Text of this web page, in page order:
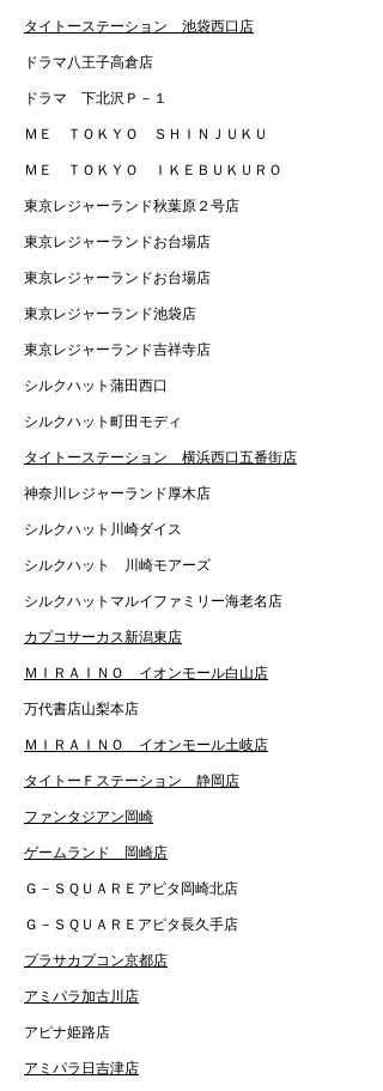
タイトーステーション 池袋西口店
ドラマ八王子高倉店
ドラマ 下北沢Ｐ－１
ＭＥ ＴＯＫＹＯ ＳＨＩＮＪＵＫＵ
ＭＥ ＴＯＫＹＯ ＩＫＥＢＵＫＵＲＯ
東京レジャーランド秋葉原２号店
東京レジャーランドお台場店
東京レジャーランドお台場店
東京レジャーランド池袋店
東京レジャーランド吉祥寺店
シルクハット蒲田西口
シルクハット町田モディ
タイトーステーション 横浜西口五番街店
神奈川レジャーランド厚木店
シルクハット川崎ダイス
シルクハット 川崎モアーズ
シルクハットマルイファミリー海老名店
カプコサーカス新潟東店
ＭＩＲＡＩＮＯ イオンモール白山店
万代書店山梨本店
ＭＩＲＡＩＮＯ イオンモール土岐店
タイトーＦステーション 静岡店
ファンタジアン岡崎
ゲームランド 岡崎店
Ｇ－ＳＱＵＡＲＥアピタ岡崎北店
Ｇ－ＳＱＵＡＲＥアピタ長久手店
プラサカプコン京都店
アミパラ加古川店
アピナ姫路店
アミパラ日吉津店